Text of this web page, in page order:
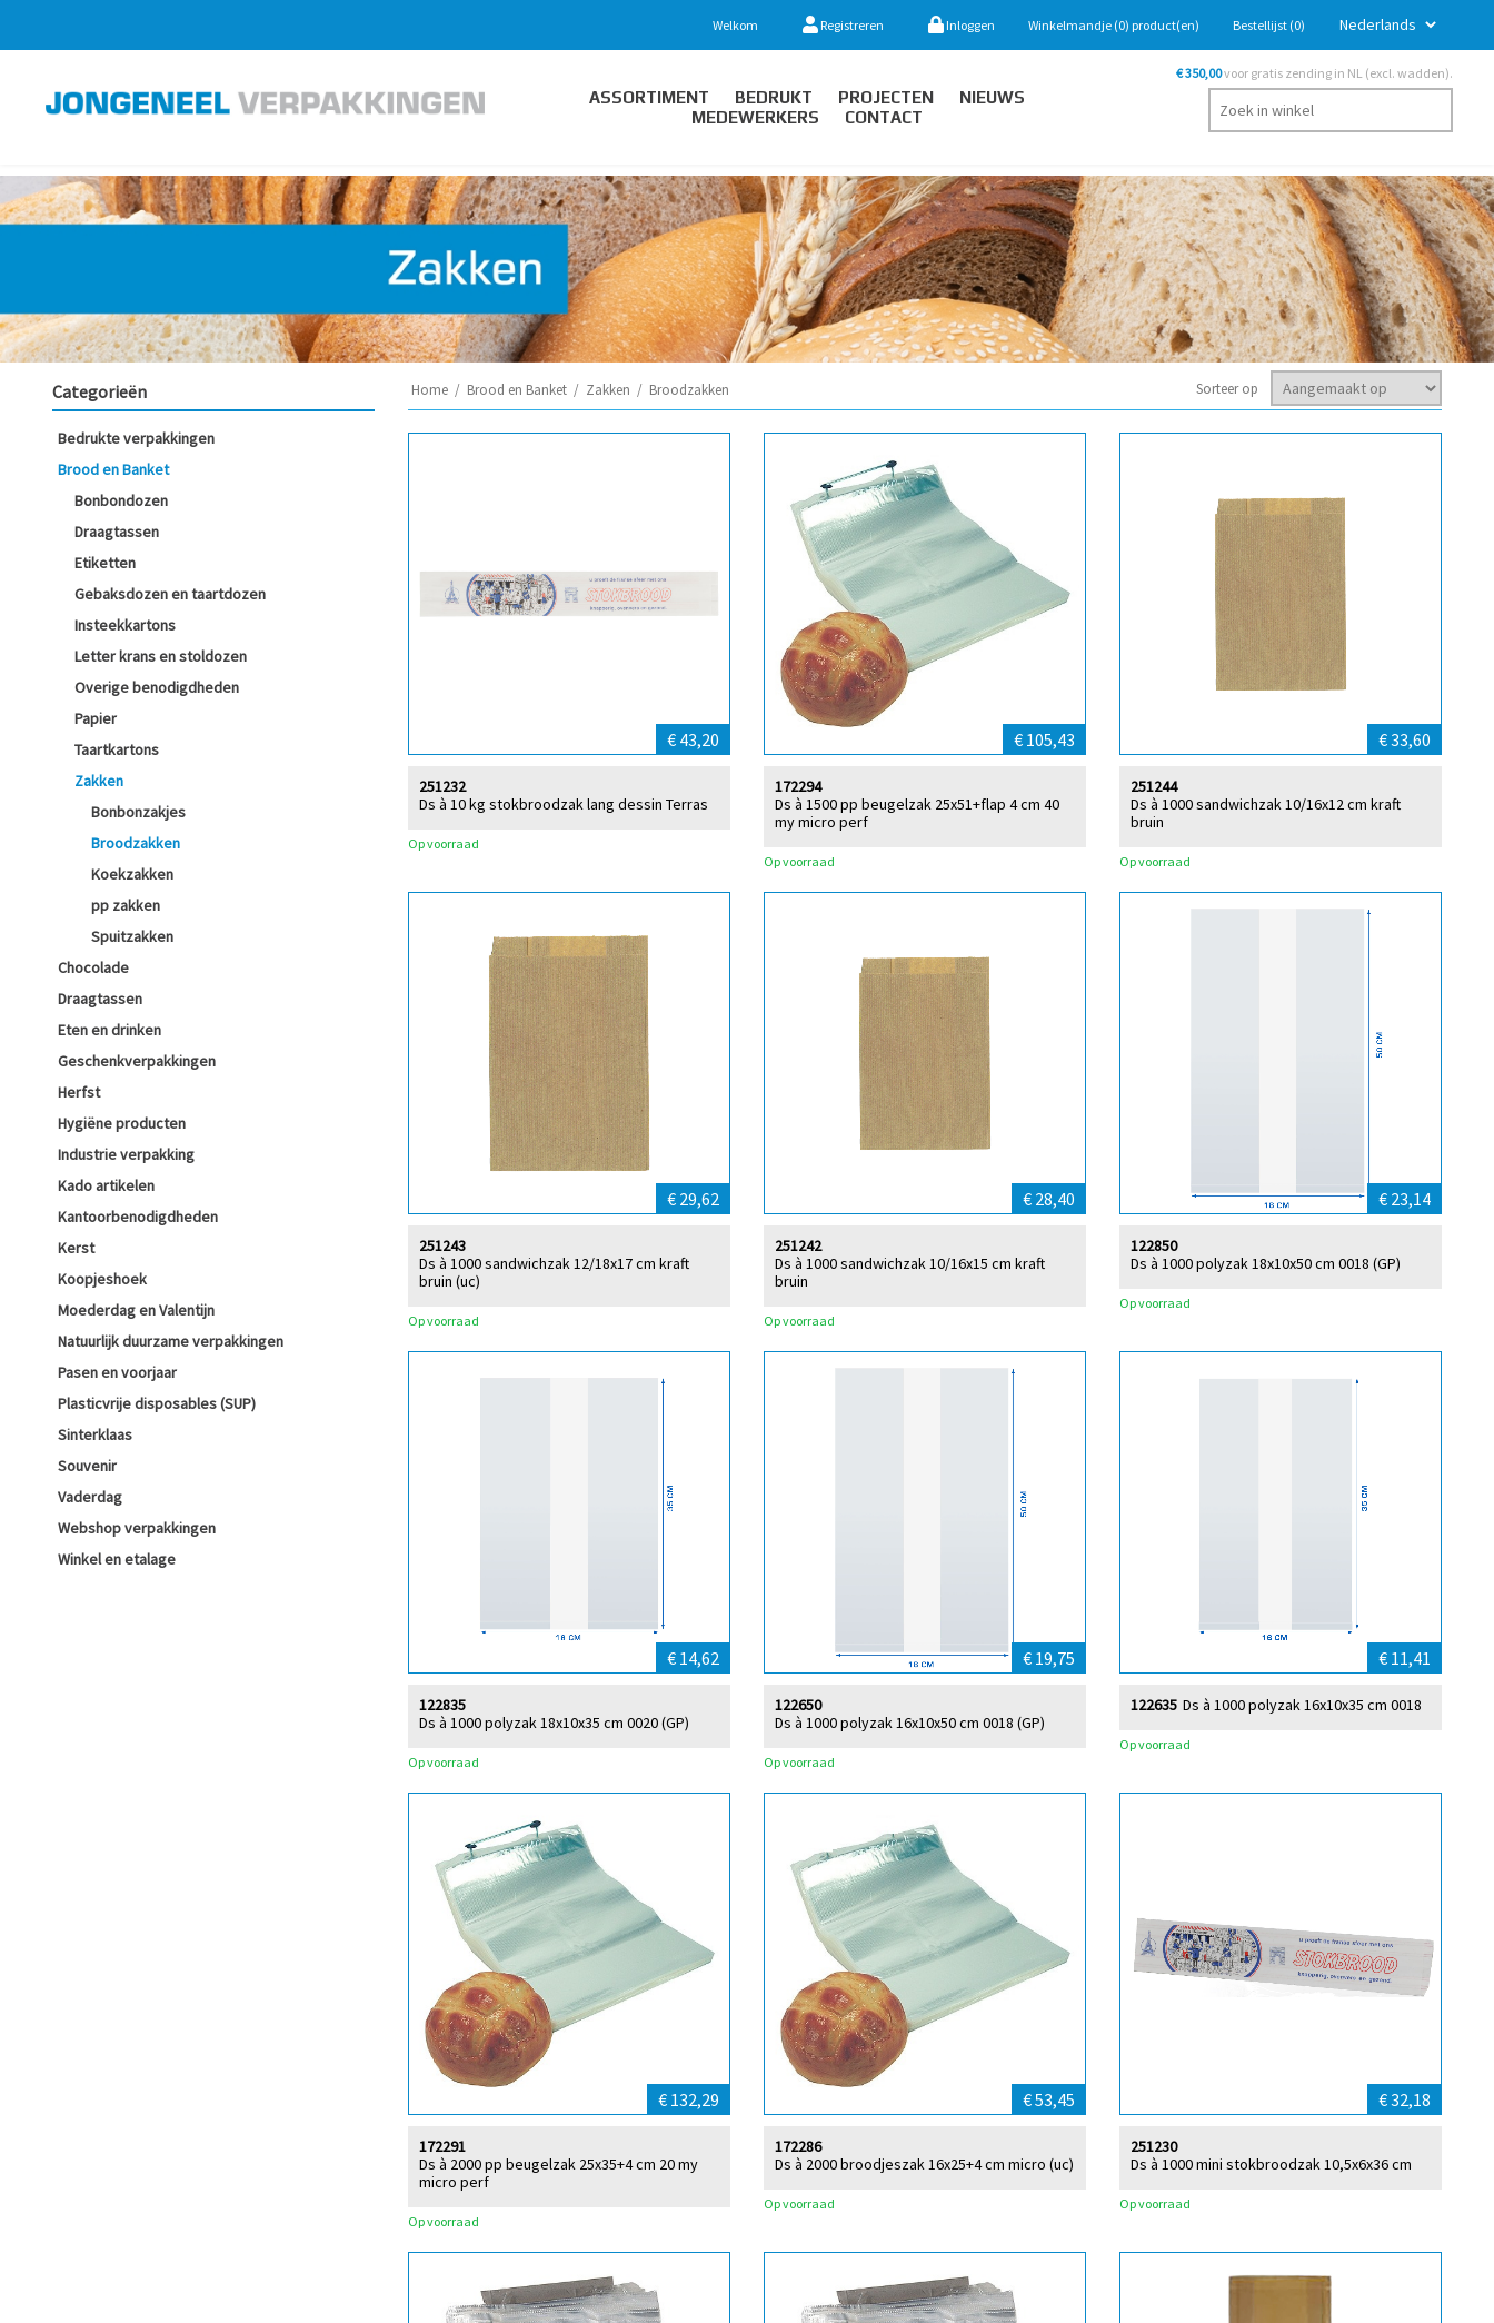
Welkom Registreren Inloggen Winkelmandje (0) product(en) Bestellijst (0)
ASSORTIMENT BEDRUKT PROJECTEN
NIEUWS
MEDEWERKERS
CONTACT
€ 350,00voor gratis zending in NL (excl. wadden).
Categorieën
Bedrukte verpakkingen
Brood en Banket
Bonbondozen
Draagtassen
Etiketten
Gebaksdozen en taartdozen
Insteekkartons
Letter krans en stoldozen
Overige benodigdheden
Papier
Taartkartons
Zakken
Bonbonzakjes
Broodzakken
Koekzakken
pp zakken
Spuitzakken
Chocolade
Draagtassen
Eten en drinken
Geschenkverpakkingen
Herfst
Hygiëne producten
Industrie verpakking
Kado artikelen
Kantoorbenodigdheden
Kerst
Koopjeshoek
Moederdag en Valentijn
Natuurlijk duurzame verpakkingen
Pasen en voorjaar
Plasticvrije disposables (SUP)
Sinterklaas
Souvenir
Vaderdag
Webshop verpakkingen
Winkel en etalage
Home / Brood en Banket / Zakken / Broodzakken Sorteer op
€ 43,20
Ds à 10 kg stokbroodzak lang dessin Terras
251232
Op voorraad
€ 105,43
Ds à 1500 pp beugelzak 25x51+flap 4 cm 40
my micro perf
172294
Op voorraad
€ 33,60
Ds à 1000 sandwichzak 10/16x12 cm kraft
bruin
251244
Op voorraad
€ 29,62
Ds à 1000 sandwichzak 12/18x17 cm kraft
bruin (uc)
251243
Op voorraad
€ 28,40
Ds à 1000 sandwichzak 10/16x15 cm kraft
bruin
251242
Op voorraad
€ 23,14
Ds à 1000 polyzak 18x10x50 cm 0018 (GP)
122850
Op voorraad
€ 14,62
Ds à 1000 polyzak 18x10x35 cm 0020 (GP)
122835
Op voorraad
€ 19,75
Ds à 1000 polyzak 16x10x50 cm 0018 (GP)
122650
Op voorraad
€ 11,41
Ds à 1000 polyzak 16x10x35 cm 0018
122635
Op voorraad
€ 132,29
Ds à 2000 pp beugelzak 25x35+4 cm 20 my
micro perf
172291
Op voorraad
€ 53,45
Ds à 2000 broodjeszak 16x25+4 cm micro (uc)
172286
Op voorraad
€ 32,18
Ds à 1000 mini stokbroodzak 10,5x6x36 cm
251230
Op voorraad